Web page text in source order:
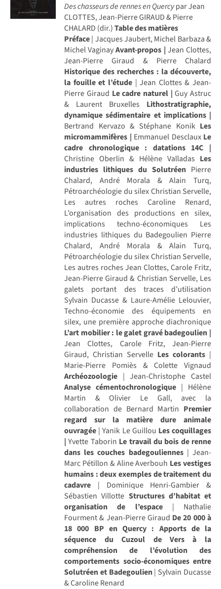
Des chasseurs de rennes en Quercypar Jean
CLOTTES, Jean-Pierre GIRAUD & Pierre
CHALARD (dir.)Table des matières
Préface| Jacques Jaubert, Michel Barbaza &
Michel VaginayAvant-propos | Jean Clottes,
Jean-Pierre Giraud & Pierre Chalard
Historique des recherches : la découverte,
la fouille et l’étude| Jean Clottes & Jean-
Pierre Giraud Le cadre naturel | Guy Astruc
& Laurent Bruxelles Lithostratigraphie,
dynamique sédimentaire et implications |
Bertrand Kervazo & Stéphane Konik Les
micromammifères | Emmanuel Desclaux Le
cadre chronologique : datations 14C |
Christine Oberlin & Hélène Valladas Les
industries lithiques du Solutréen Pierre
Chalard, André Morala & Alain Turq,
Pétroarchéologie du silex Christian Servelle,
Les autres roches Caroline Renard,
L’organisation des productions en silex,
implications techno-économiques Les
industries lithiques du Badegoulien Pierre
Chalard, André Morala & Alain Turq,
Pétroarchéologie du silex Christian Servelle,
Les autres roches Jean Clottes, Carole Fritz,
Jean-Pierre Giraud & Christian Servelle, Les
galets portant des traces d’utilisation
Sylvain Ducasse & Laure-Amélie Lelouvier,
Techno-économie des équipements en
silex, une première approche diachronique
L’art mobilier : le galet gravé badegoulien |
Jean Clottes, Carole Fritz, Jean-Pierre
Giraud, Christian Servelle Les colorants |
Marie-Pierre Pomiès & Colette Vignaud
Archéozoologie | Jean-Christophe Castel
Analyse cémentochronologique | Hélène
Martin & Olivier Le Gall, avec la
collaboration de Bernard Martin Premier
regard sur la matière dure animale
ouvragée | Yanik Le Guillou Les coquillages
| Yvette Taborin Le travail du bois de renne
dans les couches badegouliennes| Jean-
Marc Pétillon & Aline Averbouh Les vestiges
humains : deux exemples de traitement du
cadavre | Dominique Henri-Gambier &
Sébastien Villotte Structures d’habitat et
organisation de l’espace| Nathalie
Fourment & Jean-Pierre Giraud De 20 000 à
18 000 BP en Quercy : Apports de la
séquence du Cuzoul de Vers à la
compréhension de l’évolution des
comportements socio-économiques entre
Solutréen et Badegoulien| Sylvain Ducasse
& Caroline Renard